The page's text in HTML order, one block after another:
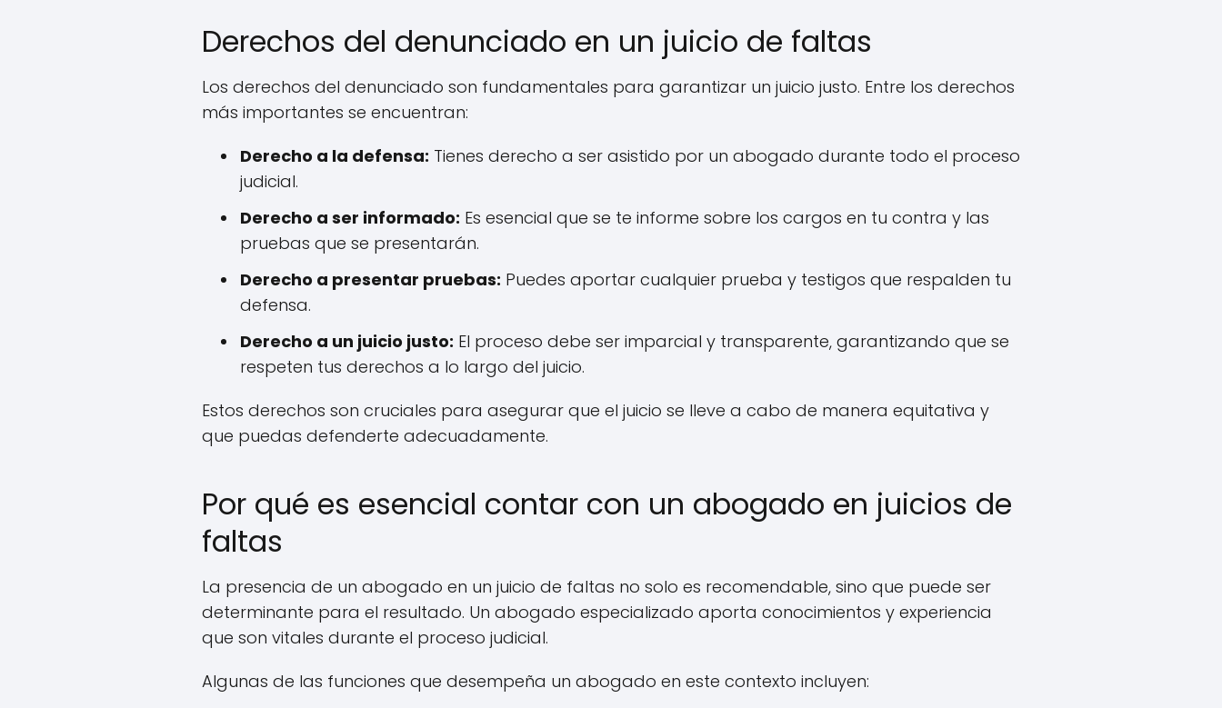
Derechos del denunciado en un juicio de faltas
Los derechos del denunciado son fundamentales para garantizar un juicio justo. Entre los derechos
más importantes se encuentran:
Derecho a la defensa: Tienes derecho a ser asistido por un abogado durante todo el proceso
judicial.
Derecho a ser informado: Es esencial que se te informe sobre los cargos en tu contra y las
pruebas que se presentarán.
Derecho a presentar pruebas: Puedes aportar cualquier prueba y testigos que respalden tu
defensa.
Derecho a un juicio justo: El proceso debe ser imparcial y transparente, garantizando que se
respeten tus derechos a lo largo del juicio.
Estos derechos son cruciales para asegurar que el juicio se lleve a cabo de manera equitativa y
que puedas defenderte adecuadamente.
Por qué es esencial contar con un abogado en juicios de
faltas
La presencia de un abogado en un juicio de faltas no solo es recomendable, sino que puede ser
determinante para el resultado. Un abogado especializado aporta conocimientos y experiencia
que son vitales durante el proceso judicial.
Algunas de las funciones que desempeña un abogado en este contexto incluyen: